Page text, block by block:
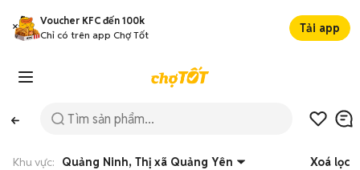
Voucher KFC đến 100k
Chỉ có trên app Chợ Tốt
Tải app
Khu vực: Quảng Ninh, Thị xã Quảng Yên Xoá lọc